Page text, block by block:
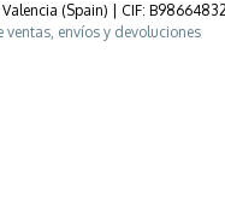
(Spain) | CIF:
envíos y devoluciones